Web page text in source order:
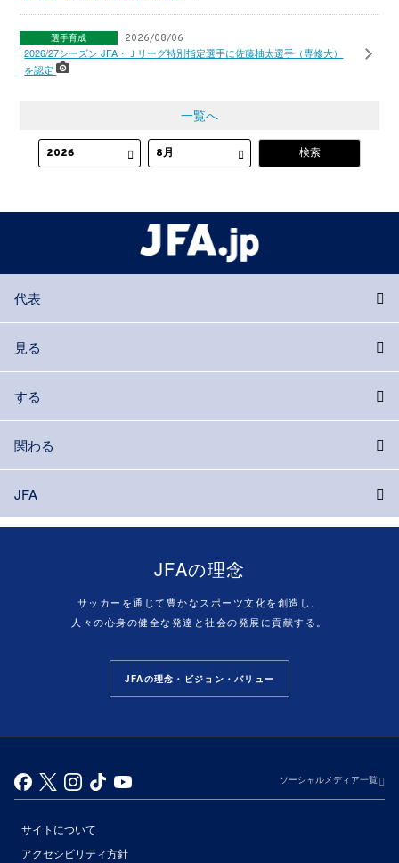
選手育成 2026/08/06
2026/27シーズン JFA・Ｊリーグ特別指定選手に佐藤柚太選手（専修大）
を認定
一覧へ
代表
見る
する
関わる
JFA
JFAの理念
サッカーを通じて豊かなスポーツ文化を創造し、
人々の心身の健全な発達と社会の発展に貢献する。
JFAの理念・ビジョン・バリュー
ソーシャルメディア一覧
サイトについて
アクセシビリティ方針